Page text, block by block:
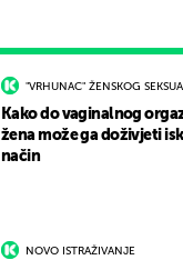
"VRHUNAC" ŽENSKOG
Kako do vaginalnog
žena može ga doživjeti
način
NOVO ISTRAŽIVANJE